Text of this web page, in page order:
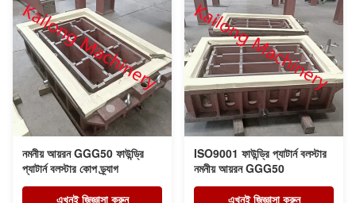
নমনীয় আয়রন GGG50 ফাউন্ড্রি
প্যাটার্ন বলস্টার কোপ ড্র্যাগ
এখনই জিজ্ঞাসা করুন
ISO9001 ফাউন্ড্রি প্যাটার্ন বলস্টার
নমনীয় আয়রন GGG50
এখনই জিজ্ঞাসা করুন